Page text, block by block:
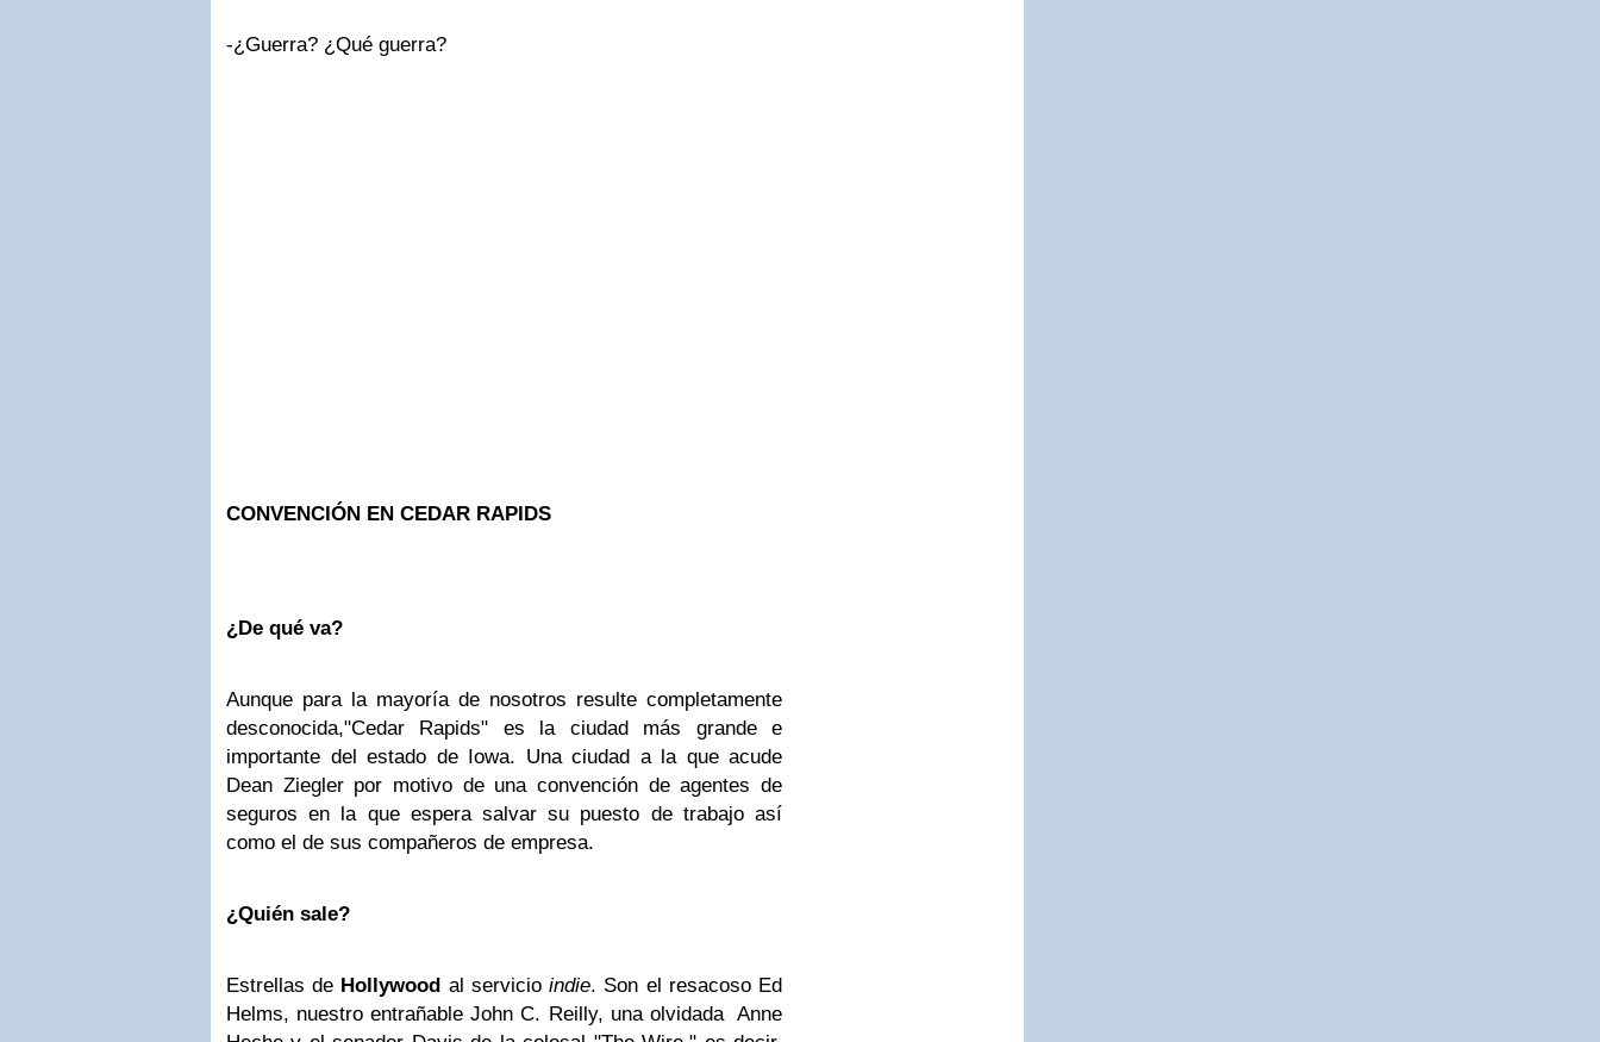
-¿Guerra? ¿Qué guerra?
CONVENCIÓN EN CEDAR RAPIDS
¿De qué va?
Aunque para la mayoría de nosotros resulte completamente
desconocida,"Cedar Rapids" es la ciudad más grande e
importante del estado de Iowa. Una ciudad a la que acude
Dean Ziegler por motivo de una convención de agentes de
seguros en la que espera salvar su puesto de trabajo así
como el de sus compañeros de empresa.
¿Quién sale?
Estrellas de Hollywood al servicioindie. Son el resacoso Ed
Helms, nuestro entrañable John C. Reilly, una olvidada Anne